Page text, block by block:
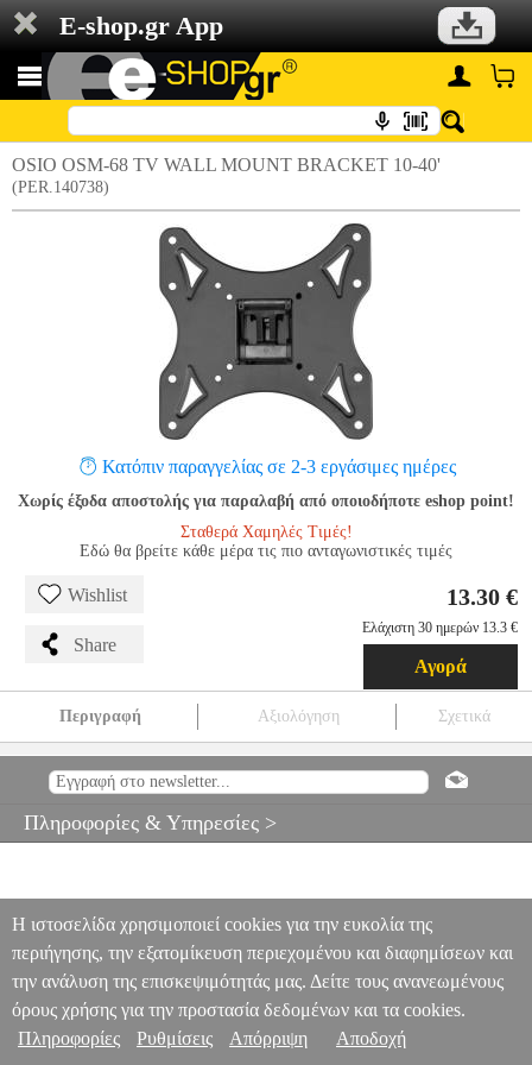
E-shop.gr App
OSIO OSM-68 TV WALL MOUNT BRACKET 10-40'
(PER.140738)
Κατόπιν παραγγελίας σε 2-3 εργάσιμες ημέρες
Χωρίς έξοδα αποστολής για παραλαβή από οποιοδήποτε eshop point!
Σταθερά Χαμηλές Τιμές!
Εδώ θα βρείτε κάθε μέρα τις πιο ανταγωνιστικές τιμές
Wishlist
Share
13.30 €
Ελάχιστη 30 ημερών 13.3 €
Αγορά
Περιγραφή Αξιολόγηση Σχετικά
PER.140738 OSIO OSIO ΒΑΣΕΙΣ ΣΤΗΡΙΞΗΣ TV
OSIO OSM-68
13.30
Πληροφορίες & Υπηρεσίες >
Η ιστοσελίδα χρησιμοποιεί cookies για την ευκολία της
περιήγησης, την εξατομίκευση περιεχομένου και διαφημίσεων και
την ανάλυση της επισκεψιμότητάς μας. Δείτε τους ανανεωμένους
όρους χρήσης για την προστασία δεδομένων και τα cookies.
Πληροφορίες
Ρυθμίσεις Απόρριψη Αποδοχή